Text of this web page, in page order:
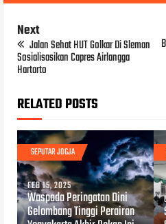
Next
Jalan Sehat HUT Golkar Di Sleman
Sosialisasikan Capres Airlangga
Hartarto
RELATED POSTS
SEPUTAR JOGJA
FEB 15, 2025
Waspada Peringatan Dini
Gelombang Tinggi Perairan